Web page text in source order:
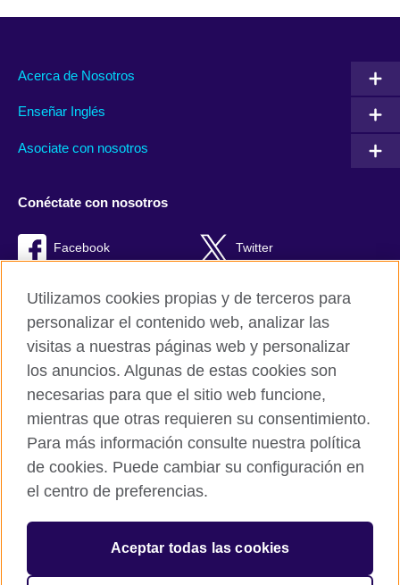
Acerca de Nosotros
Enseñar Inglés
Asociate con nosotros
Conéctate con nosotros
Facebook Twitter
British Council Global
Políticas de privacidad y condiciones de uso
Cookies
© 2026 British Council
The United Kingdom’s international organisation for cultural
Utilizamos cookies propias y de terceros para
personalizar el contenido web, analizar las
visitas a nuestras páginas web y personalizar
los anuncios. Algunas de estas cookies son
necesarias para que el sitio web funcione,
mientras que otras requieren su consentimiento.
Para más información consulte nuestra política
de cookies. Puede cambiar su configuración en
el centro de preferencias.
Aceptar todas las cookies